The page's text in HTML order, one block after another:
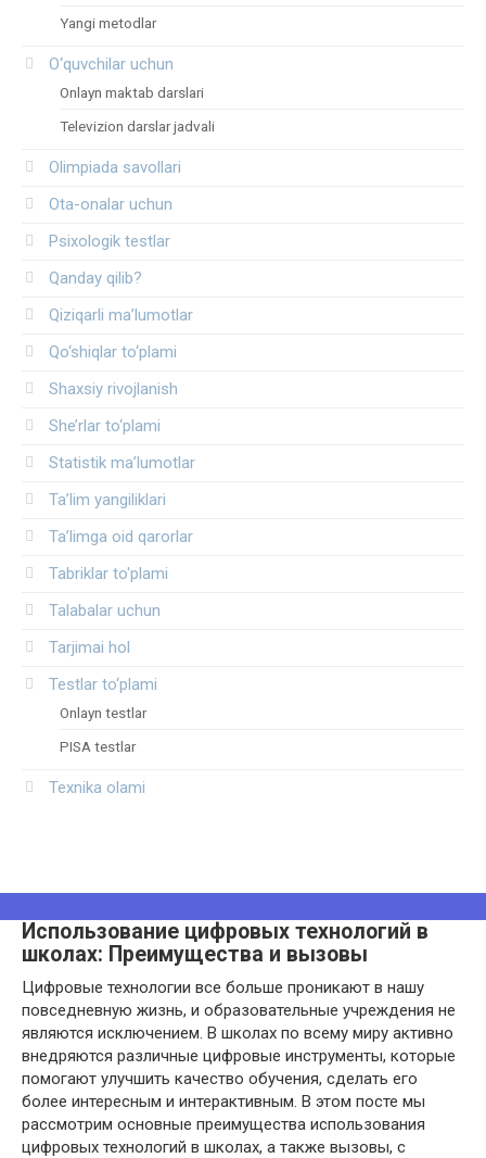
Yangi metodlar
O‘quvchilar uchun
Onlayn maktab darslari
Televizion darslar jadvali
Olimpiada savollari
Ota-onalar uchun
Psixologik testlar
Qanday qilib?
Qiziqarli ma’lumotlar
Qo‘shiqlar to‘plami
Shaxsiy rivojlanish
She’rlar to‘plami
Statistik ma’lumotlar
Ta’lim yangiliklari
Ta’limga oid qarorlar
Tabriklar to'plami
Talabalar uchun
Tarjimai hol
Testlar to‘plami
Onlayn testlar
PISA testlar
Texnika olami
Использование цифровых технологий в
школах: Преимущества и вызовы
Цифровые технологии все больше проникают в нашу
повседневную жизнь, и образовательные учреждения не
являются исключением. В школах по всему миру активно
внедряются различные цифровые инструменты, которые
помогают улучшить качество обучения, сделать его
более интересным и интерактивным. В этом посте мы
рассмотрим основные преимущества использования
цифровых технологий в школах, а также вызовы, с